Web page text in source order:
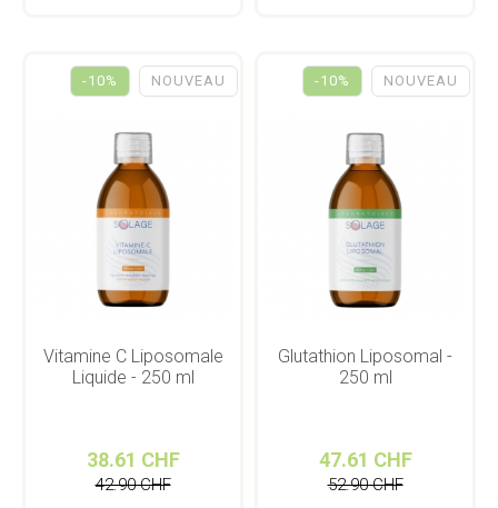
-10% NOUVEAU
Vitamine C Liposomale
Liquide - 250 ml
38.61 CHF
42.90 CHF
-10% NOUVEAU
Glutathion Liposomal -
250 ml
47.61 CHF
52.90 CHF